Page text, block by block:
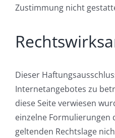
Zustimmung nicht
Dieser
Internetangebotes zu
diese Seite verwiesen
einzelne Formulierungen
geltenden Rechtslage